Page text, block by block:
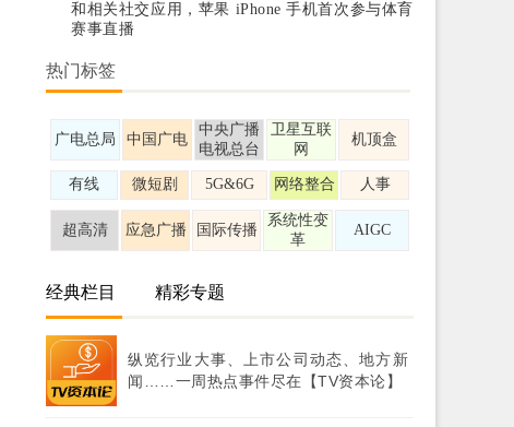
和相关社交应用，苹果 iPhone 手机首次参与体育
赛事直播
热门标签
广电总局 中国广电
中央广播
电视总台
卫星互联
网
机顶盒
有线 微短剧 5G&6G 网络整合 人事
超高清 应急广播 国际传播
系统性变
革
AIGC
经典栏目 精彩专题
纵览行业大事、上市公司动态、地方新
闻……一周热点事件尽在【TV资本论】